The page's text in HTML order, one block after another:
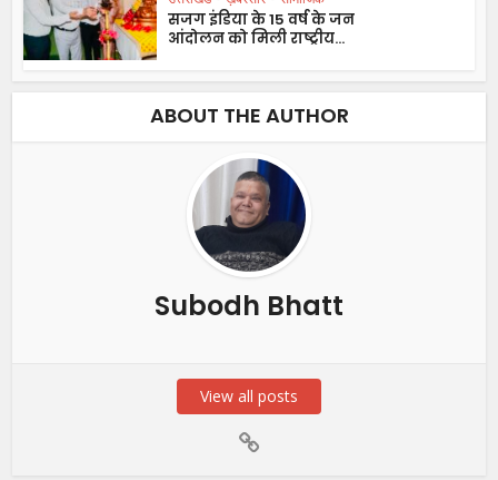
सजग इंडिया के 15 वर्ष के जन
आंदोलन को मिली राष्ट्रीय...
ABOUT THE AUTHOR
Subodh Bhatt
View all posts